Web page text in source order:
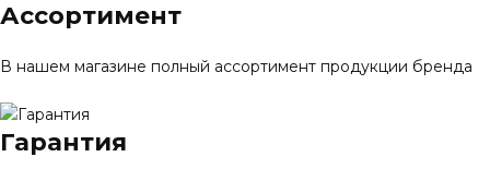
Ассортимент
В нашем магазине полный ассортимент продукции бренда
Гарантия